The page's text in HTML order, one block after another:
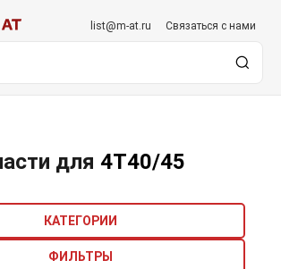
list@m-at.ru Связаться с нами
для 4T40/45
КАТЕГОРИИ
ФИЛЬТРЫ